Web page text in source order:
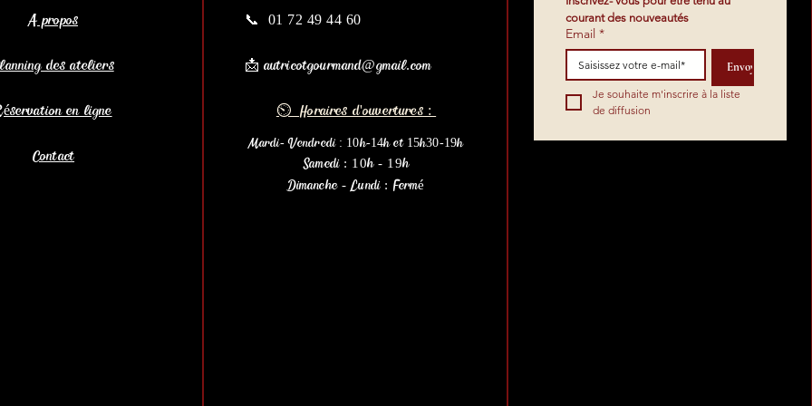
A propos
des ateliers
en ligne
Contact
📞 01 72 49 44 60
​📩 autricotgourmand@gmail.com
⏲ Horaires d'ouvertures :
Mardi- Vendredi : 10h-14h et 15h30-19h
Samedi : 10h - 19h
Dimanche - Lundi : Fermé
courant des nouveautés
Email *
Envoyez
Je souhaite m'inscrire à la liste
de diffusion